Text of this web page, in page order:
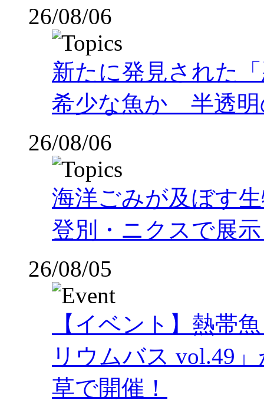
26/08/06
新たに発見された
希少な魚か 半透明
26/08/06
海洋ごみが及ぼす
登別・ニクスで展
26/08/05
【イベント】熱帯
リウムバス vol.49
草で開催！